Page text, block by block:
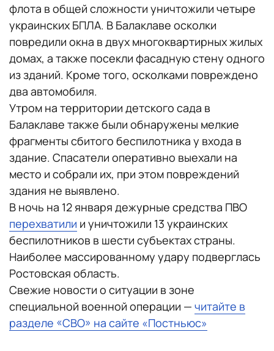
флота в общей сложности уничтожили четыре
украинских БПЛА. В Балаклаве осколки
повредили окна в двух многоквартирных жилых
домах, а также посекли фасадную стену одного
из зданий. Кроме того, осколками повреждено
два автомобиля.
Утром на территории детского сада в
Балаклаве также были обнаружены мелкие
фрагменты сбитого беспилотника у входа в
здание. Спасатели оперативно выехали на
место и собрали их, при этом повреждений
здания не выявлено.
В ночь на 12 января дежурные средства ПВО
перехватили и уничтожили 13 украинских
беспилотников в шести субъектах страны.
Наиболее массированному удару подверглась
Ростовская область.
Свежие новости о ситуации в зоне
специальной военной операции — читайте в
разделе «СВО» на сайте «Постньюс»